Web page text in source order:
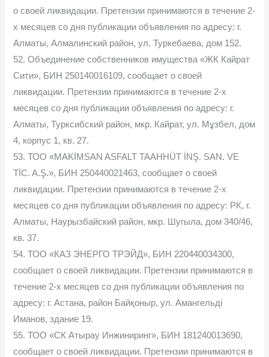
о своей ликвидации. Претензии принимаются в течение 2-
х месяцев со дня публикации объявления по адресу: г.
Алматы, Алмалинский район, ул. Туркебаева, дом 152.
52. Объединение собственников имущества «ЖК Кайрат
Сити», БИН 250140016109, сообщает о своей
ликвидации. Претензии принимаются в течение 2-х
месяцев со дня публикации объявления по адресу: г.
Алматы, Турксибский район, мкр. Кайрат, ул. Мұзбел, дом
4, корпус 1, кв. 27.
53. ТОО «MAKİMSAN ASFALT TAAHHÜT İNŞ. SAN. VE
TİC. A.Ş.», БИН 250440021463, сообщает о своей
ликвидации. Претензии принимаются в течение 2-х
месяцев со дня публикации объявления по адресу: РК, г.
Алматы, Наурызбайский район, мкр. Шугыла, дом 340/46,
кв. 37.
54. ТОО «КАЗ ЭНЕРГО ТРЭЙД», БИН 220440034300,
сообщает о своей ликвидации. Претензии принимаются в
течение 2-х месяцев со дня публикации объявления по
адресу: г. Астана, район Байқоныр, ул. Амангельді
Иманов, здание 19.
55. ТОО «СК Атырау Инжиниринг», БИН 181240013690,
сообщает о своей ликвидации. Претензии принимаются в